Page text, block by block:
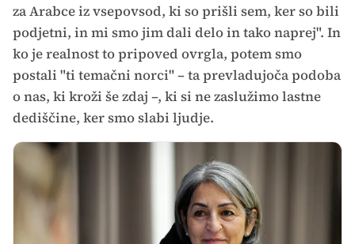
za Arabce iz vsepovsod, ki so prišli sem, ker so bili
podjetni, in mi smo jim dali delo in tako naprej". In
ko je realnost to pripoved ovrgla, potem smo
postali "ti temačni norci" – ta prevladujoča podoba
o nas, ki kroži še zdaj –, ki si ne zaslužimo lastne
dediščine, ker smo slabi ljudje.